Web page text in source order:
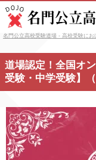
名門公立高校受験道場 - 高校受験にお
道場認定！全国オ
受験・中学受験】